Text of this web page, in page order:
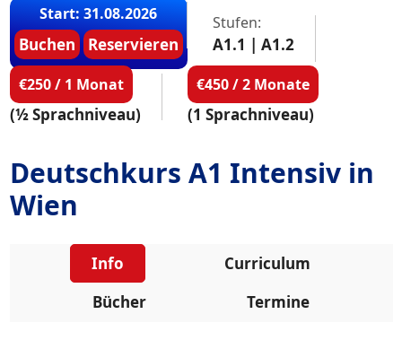
Start: 31.08.2026
Buchen Reservieren
Stufen:
A1.1 | A1.2
€250 / 1 Monat
(½ Sprachniveau)
€450 / 2 Monate
(1 Sprachniveau)
Deutschkurs A1 Intensiv in
Wien
Info
Curriculum
Bücher
Termine